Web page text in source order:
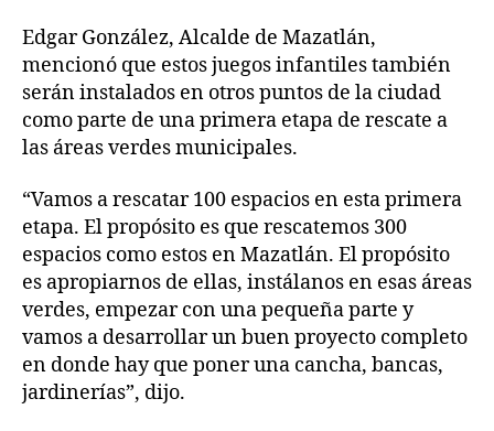
Edgar González, Alcalde de Mazatlán,
mencionó que estos juegos infantiles también
serán instalados en otros puntos de la ciudad
como parte de una primera etapa de rescate a
las áreas verdes municipales.
“Vamos a rescatar 100 espacios en esta primera
etapa. El propósito es que rescatemos 300
espacios como estos en Mazatlán. El propósito
es apropiarnos de ellas, instálanos en esas áreas
verdes, empezar con una pequeña parte y
vamos a desarrollar un buen proyecto completo
en donde hay que poner una cancha, bancas,
jardinerías”, dijo.